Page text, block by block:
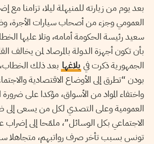
بعد يوم من زيارته للمنيهلة ليلا، تزامنا مع
العمومي وجزء من أصحاب سيارات
سعيد رئيسة الحكومة أمامه، وتلا عليها
بأن تكون أجهزة الدولة بالمرصاد لمن يخالف
الجمهورية ذكرت في بلاغها بعد ذلك
بودن “تطرق إلى الأوضاع الاقتصادية
واختفاء المواد من الأسواق، مؤكدا على ضرورة
العمومية وعلى التصدي لكل من يسعى إلى
الاجتماعي بكل الوسائل”، ملمّحا إلى
تونس بسبب تأخر صرف رواتبهم، متجاهلا